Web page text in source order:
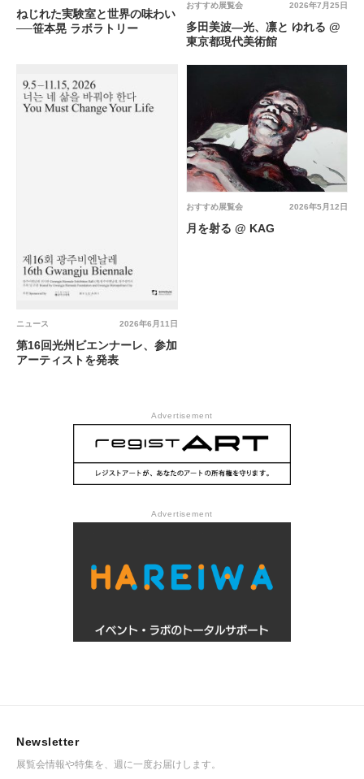
ねじれた実験室と世界の味わい
──笹本晃 ラボラトリー
2026年7月25日
おすすめ展覧会
多田美波―光、凛と ゆれる @
東京都現代美術館
2026年6月11日
ニュース
第16回光州ビエンナーレ、参加
アーティストを発表
2026年5月12日
おすすめ展覧会
月を射る @ KAG
Advertisement
Advertisement
Newsletter
展覧会情報や特集を、週に一度お届けします。